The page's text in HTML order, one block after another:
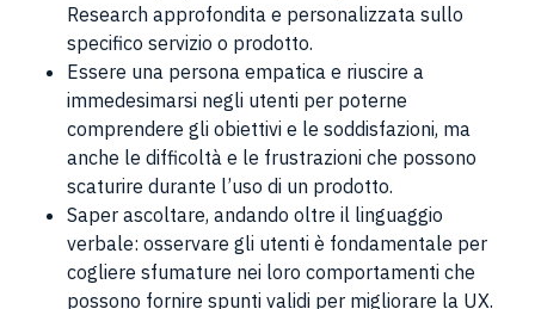
Research approfondita e personalizzata sullo
specifico servizio o prodotto.
Essere una persona empatica e riuscire a
immedesimarsi negli utenti per poterne
comprendere gli obiettivi e le soddisfazioni, ma
anche le difficoltà e le frustrazioni che possono
scaturire durante l’uso di un prodotto.
Saper ascoltare, andando oltre il linguaggio
verbale: osservare gli utenti è fondamentale per
cogliere sfumature nei loro comportamenti che
possono fornire spunti validi per migliorare la UX.